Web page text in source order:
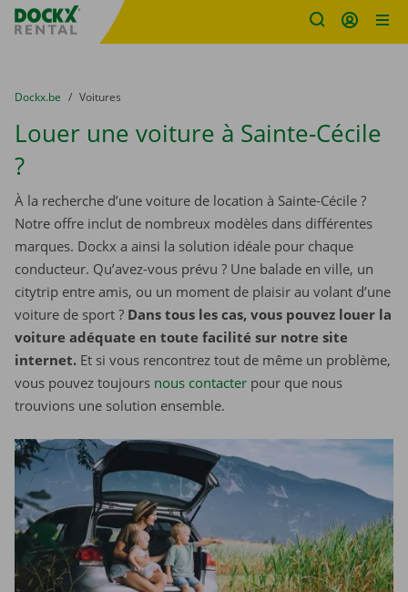
sitename
You are here:
du
Dockx.be to
Voitures
Louer une voiture à Sainte-Cécile
?
À la recherche d’une voiture de location à Sainte-Cécile ?
Notre offre inclut de nombreux modèles dans différentes
marques. Dockx a ainsi la solution idéale pour chaque
conducteur. Qu’avez-vous prévu ? Une balade en ville, un
citytrip entre amis, ou un moment de plaisir au volant d’une
voiture de sport ? Dans tous les cas, vous pouvez louer la
voiture adéquate en toute facilité sur notre site
internet. Et si vous rencontrez tout de même un problème,
vous pouvez toujours nous contacter pour que nous
trouvions une solution ensemble.